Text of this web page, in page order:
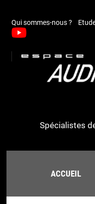
Qui sommes-nous ?
Spécialistes
ACCUEIL